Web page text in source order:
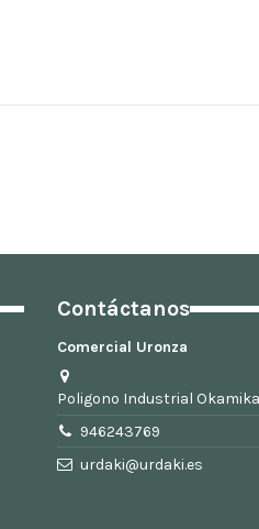
Contáctanos
Comercial Uronza
Poligono Industrial
946243769
urdaki@urdaki.es